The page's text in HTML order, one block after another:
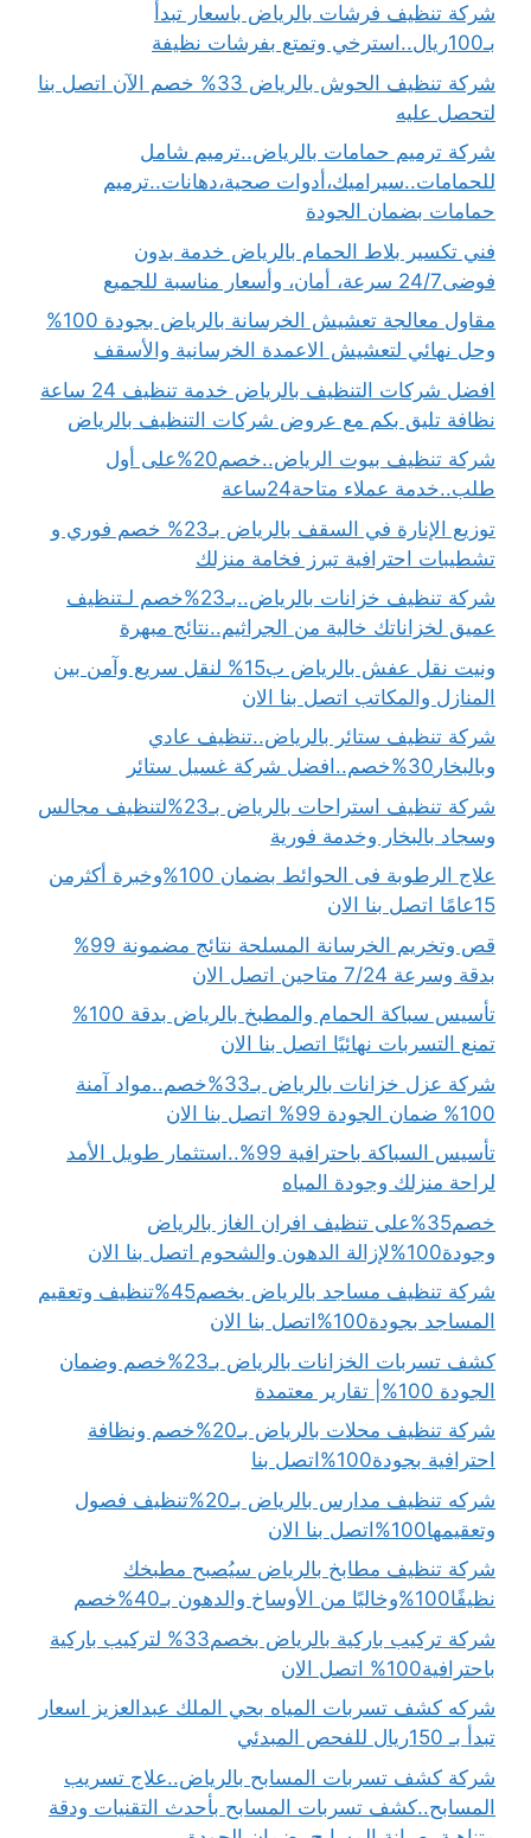
شركة تنظيف فرشات بالرياض باسعار تبدأ
بـ100ريال..استرخي وتمتع بفرشات نظيفة
شركة تنظيف الحوش بالرياض 33% خصم الآن اتصل بنا
لتحصل عليه
شركة ترميم حمامات بالرياض..ترميم شامل
للحمامات..سيراميك،أدوات صحية،دهانات..ترميم
حمامات بضمان الجودة
فني تكسير بلاط الحمام بالرياض خدمة بدون
فوضى24/7 سرعة، أمان، وأسعار مناسبة للجميع
مقاول معالجة تعشيش الخرسانة بالرياض بجودة 100%
وحل نهائي لتعشيش الاعمدة الخرسانية والأسقف
افضل شركات التنظيف بالرياض خدمة تنظيف 24 ساعة
نظافة تليق بكم مع عروض شركات التنظيف بالرياض
شركة تنظيف بيوت الرياض..خصم20%على أول
طلب..خدمة عملاء متاحة24ساعة
توزيع الإنارة في السقف بالرياض بـ23% خصم فوري و
تشطيبات احترافية تبرز فخامة منزلك
شركة تنظيف خزانات بالرياض..بـ23%خصم لـتنظيف
عميق لخزاناتك خالية من الجراثيم..نتائج مبهرة
ونيت نقل عفش بالرياض ب15% لنقل سريع وآمن بين
المنازل والمكاتب اتصل بنا الان
شركة تنظيف ستائر بالرياض..تنظيف عادي
وبالبخار30%خصم..افضل شركة غسيل ستائر
شركة تنظيف استراحات بالرياض بـ23%لتنظيف مجالس
وسجاد بالبخار وخدمة فورية
علاج الرطوبة فى الحوائط بضمان 100%وخبرة أكثرمن
15عامًا اتصل بنا الان
قص وتخريم الخرسانة المسلحة نتائج مضمونة 99%
بدقة وسرعة 7/24 متاحين اتصل الان
تأسيس سباكة الحمام والمطبخ بالرياض بدقة 100%
تمنع التسربات نهائيًا اتصل بنا الان
شركة عزل خزانات بالرياض بـ33%خصم..مواد آمنة
100% ضمان الجودة 99% اتصل بنا الان
تأسيس السباكة باحترافية 99%..استثمار طويل الأمد
لراحة منزلك وجودة المياه
خصم35%على تنظيف افران الغاز بالرياض
وجودة100%لإزالة الدهون والشحوم اتصل بنا الان
شركة تنظيف مساجد بالرياض بخصم45%تنظيف وتعقيم
المساجد بجودة100%اتصل بنا الان
كشف تسربات الخزانات بالرياض بـ23%خصم وضمان
الجودة 100%| تقارير معتمدة
شركة تنظيف محلات بالرياض بـ20%خصم ونظافة
احترافية بجودة100%اتصل بنا
شركه تنظيف مدارس بالرياض بـ20%تنظيف فصول
وتعقيمها100%اتصل بنا الان
شركة تنظيف مطابخ بالرياض سيُصبح مطبخك
نظيفًا100%وخاليًا من الأوساخ والدهون بـ40%خصم
شركة تركيب باركية بالرياض بخصم33% لتركيب باركية
باحترافية100% اتصل الان
شركه كشف تسربات المياه بحي الملك عبدالعزيز اسعار
تبدأ بـ 150ريال للفحص المبدئي
شركة كشف تسربات المسابح بالرياض..علاج تسريب
المسابح..كشف تسربات المسابح بأحدث التقنيات ودقة